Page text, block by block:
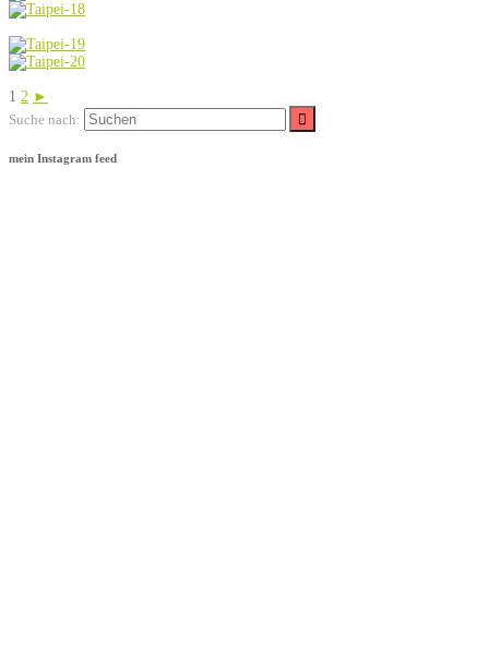
1 2 ►
Suche nach:
mein Instagram feed